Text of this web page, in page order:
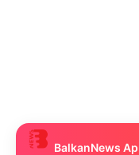
BalkanNews